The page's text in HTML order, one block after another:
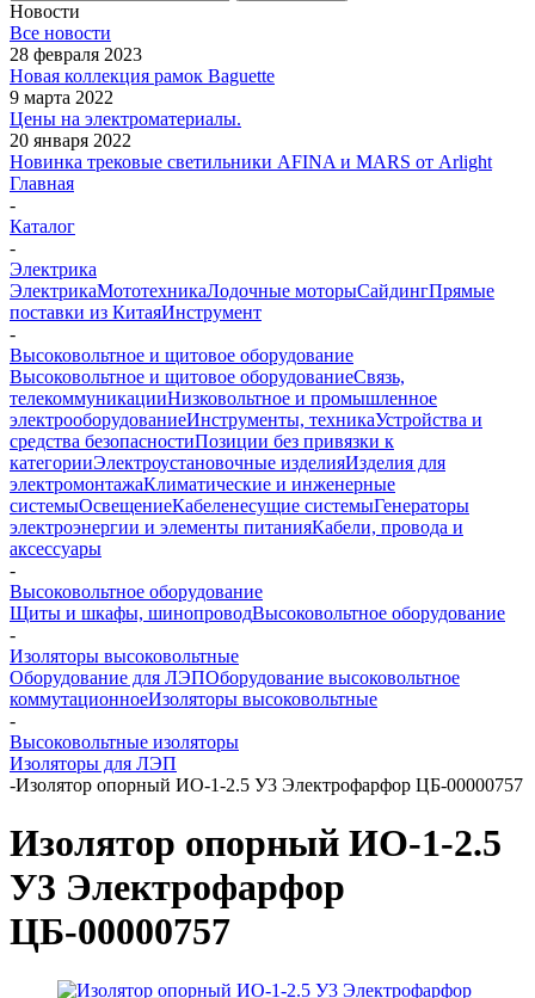
Новости
Все новости
28 февраля 2023
Новая коллекция рамок Baguette
9 марта 2022
Цены на электроматериалы.
20 января 2022
Новинка трековые светильники AFINA и MARS от Arlight
Главная
-
Каталог
-
Электрика
ЭлектрикаМототехникаЛодочные моторыСайдингПрямые
поставки из КитаяИнструмент
-
Высоковольтное и щитовое оборудование
Высоковольтное и щитовое оборудованиеСвязь,
телекоммуникацииНизковольтное и промышленное
электрооборудованиеИнструменты, техникаУстройства и
средства безопасностиПозиции без привязки к
категорииЭлектроустановочные изделияИзделия для
электромонтажаКлиматические и инженерные
системыОсвещениеКабеленесущие системыГенераторы
электроэнергии и элементы питанияКабели, провода и
аксессуары
-
Высоковольтное оборудование
Щиты и шкафы, шинопроводВысоковольтное оборудование
-
Изоляторы высоковольтные
Оборудование для ЛЭПОборудование высоковольтное
коммутационноеИзоляторы высоковольтные
-
Высоковольтные изоляторы
Изоляторы для ЛЭП
-Изолятор опорный ИО-1-2.5 У3 Электрофарфор ЦБ-00000757
Изолятор опорный ИО-1-2.5
У3 Электрофарфор
ЦБ-00000757